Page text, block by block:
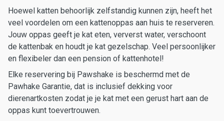
Hoewel katten behoorlijk zelfstandig kunnen zijn, heeft het
veel voordelen om een kattenoppas aan huis te reserveren.
Jouw oppas geeft je kat eten, ververst water, verschoont
de kattenbak en houdt je kat gezelschap. Veel persoonlijker
en flexibeler dan een pension of kattenhotel!
Elke reservering bij Pawshake is beschermd met de
Pawhake Garantie, dat is inclusief dekking voor
dierenartkosten zodat je je kat met een gerust hart aan de
oppas kunt toevertrouwen.